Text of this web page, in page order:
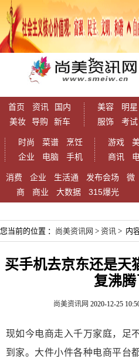
首页 资讯
国内
美妆
导购 新车
美容 明星
服饰
考试
时尚 菜谱
烹饪
企业
电脑 手机
游戏
商讯
消费 企业 生活通 发布会场
微
商
商业 大数据 315爆光
您当前的位置 ： 尚美资讯网 > 资讯 > 内
买手机去京东还是天
复沸
尚美资讯网 2020-12-25
现如今电商走入千万家庭，足
到家。大件小件各种电商平台